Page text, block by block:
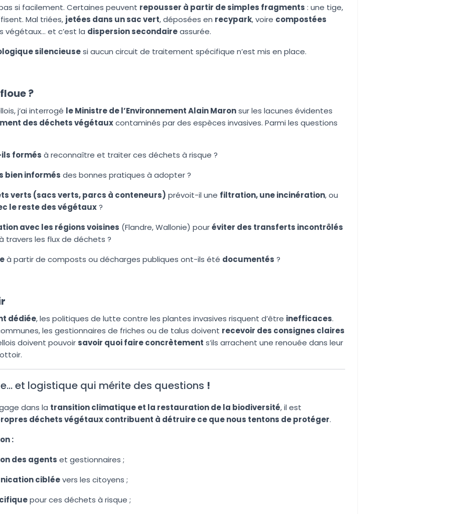
si facilement. Certaines peuvent repousser à partir de simples fragments : une tige,
Mal triées, jetées dans un sac vert, déposées en recypark, voire compostées
végétaux… et c’est la dispersion secondaireassurée.
silencieusesi aucun circuit de traitement spécifique n’est mis en place.
?
j’ai interrogé le Ministre de l’Environnement Alain Maronsur les lacunes évidentes
des déchets végétauxcontaminés par des espèces invasives. Parmi les questions
formés à reconnaître et traiter ces déchets à risque ?
bien informés des bonnes pratiques à adopter ?
verts (sacs verts, parcs à conteneurs) prévoit-il une filtration, une incinération, ou
le reste des végétaux?
avec les régions voisines (Flandre, Wallonie) pouréviter des transferts incontrôlés
travers les flux de déchets ?
à partir de composts ou décharges publiques ont-ils été documentés ?
dédiée, les politiques de lutte contre les plantes invasives risquent d’être inefficaces.
les gestionnaires de friches ou de talus doivent recevoir des consignes claires
doivent pouvoir savoir quoi faire concrètement s’ils arrachent une renouée dans leur
et logistique qui mérite des questions !
dans la transition climatique et la restauration de la biodiversité, il est
déchets végétaux contribuent à détruire ce que nous tentons de protéger.
:
des agents et gestionnaires ;
cibléevers les citoyens ;
pour ces déchets à risque ;